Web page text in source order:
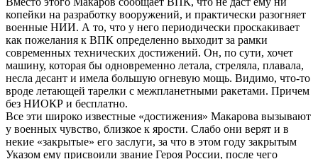
копейки на разработку вооружений, и практически разогняет
военные НИИ. А то, что у него периодически проскакивает
как пожелания к ВПК определенно выходит за рамки
современных технических достижений. Он, по сути, хочет
машину, которая бы одновременно летала, стреляла, плавала,
несла десант и имела большую огневую мощь. Видимо, что-то
вроде летающей тарелки с межпланетными ракетами. Причем
без НИОКР и бесплатно.
Все эти широко известные «достижения» Макарова вызывают
у военных чувство, близкое к ярости. Слабо они верят и в
некие «закрытые» его заслуги, за что в этом году закрытым
Указом ему присвоили звание Героя России, после чего